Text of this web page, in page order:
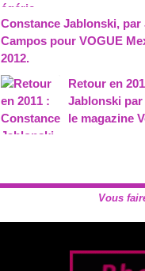
Constance Jablonski, par
Campos pour VOGUE
2012.
Retour en
Jablonski
le magazine
Vous